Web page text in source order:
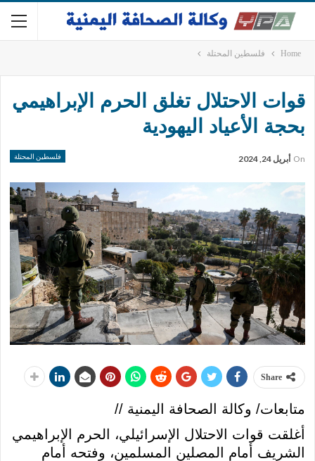
Home فلسطين المحتلة
قوات الاحتلال تغلق الحرم الإبراهيمي
بحجة الأعياد اليهودية
فلسطين المحتلة On أبريل 24, 2024
Share
متابعات/ وكالة الصحافة اليمنية //
أغلقت قوات الاحتلال الإسرائيلي، الحرم الإبراهيمي
الشريف أمام المصلين المسلمين، وفتحه أمام